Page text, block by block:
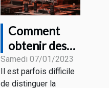
Comment
obtenir des
pièces ou des
smartphones
Samedi 07/01/2023
Il est parfois difficile
de distinguer la